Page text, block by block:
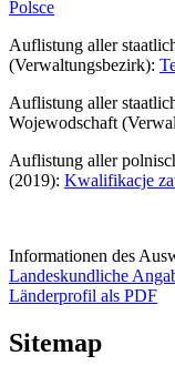
Polsce
Auflistung aller
(Verwaltungsbezirk):
Auflistung aller
Wojewodschaft
Auflistung aller
(2019): Kwalifikacje
Informationen des
Landeskundliche
Länderprofil als PDF
Sitemap